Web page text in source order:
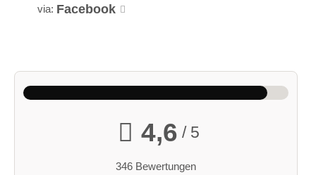
via: Facebook
4,6 / 5
346 Bewertungen